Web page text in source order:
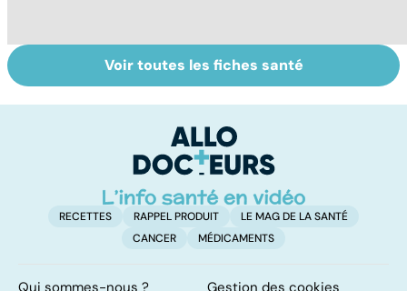
Tout savoir sur
les infections
Inflammation des
amygdales : que
d'angine ?
Voir toutes les fiches santé
RECETTES RAPPEL PRODUIT
LE MAG DE LA SANTÉ
CANCER
MÉDICAMENTS
Qui sommes-nous ? Gestion des cookies